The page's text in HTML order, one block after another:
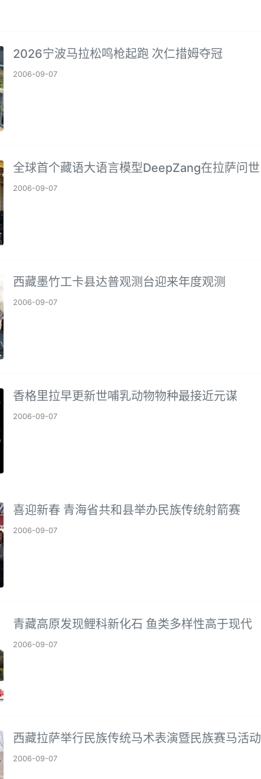
2026宁波马拉松鸣枪起跑 次仁措姆夺冠
2006-09-07
全球首个藏语大语言模型DeepZang在拉萨问世
2006-09-07
西藏墨竹工卡县达普观测台迎来年度观测
2006-09-07
香格里拉早更新世哺乳动物物种最接近元谋
2006-09-07
喜迎新春 青海省共和县举办民族传统射箭赛
2006-09-07
青藏高原发现鲤科新化石 鱼类多样性高于现代
2006-09-07
西藏拉萨举行民族传统马术表演暨民族赛马活动
2006-09-07